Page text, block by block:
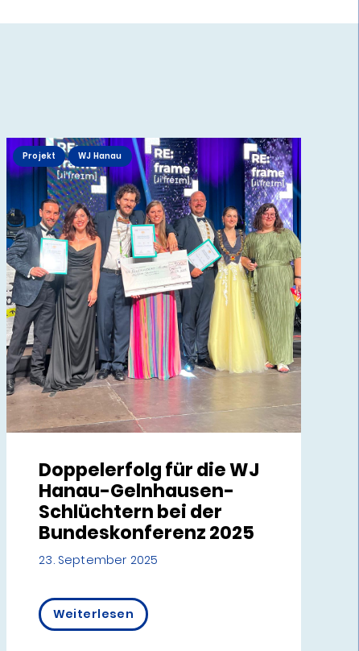
Projekt WJ Hanau
Doppelerfolg für die WJ
Hanau-Gelnhausen-
Schlüchtern bei der
Bundeskonferenz 2025
23. September 2025
Weiterlesen